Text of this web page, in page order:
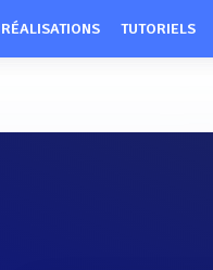
RÉALISATIONS TUTORIELS